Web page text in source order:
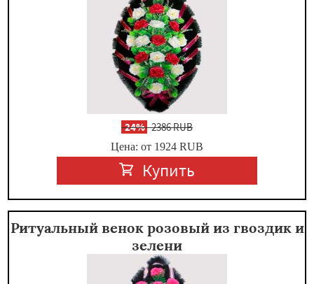
-24%2386 RUB
Цена: от 1924 RUB
Купить
Ритуальный венок розовый из гвоздик и
зелени